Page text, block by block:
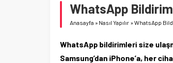
Philips, 500 Hz
WhatsApp
Anasayfa » Nasıl Yapılır »WhatsApp
WhatsApp bildirimleri size
Samsung’dan iPhone’a, her